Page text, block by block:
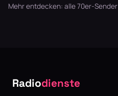
Mehr entdecken: alle 70er-Sender
Radiodienste